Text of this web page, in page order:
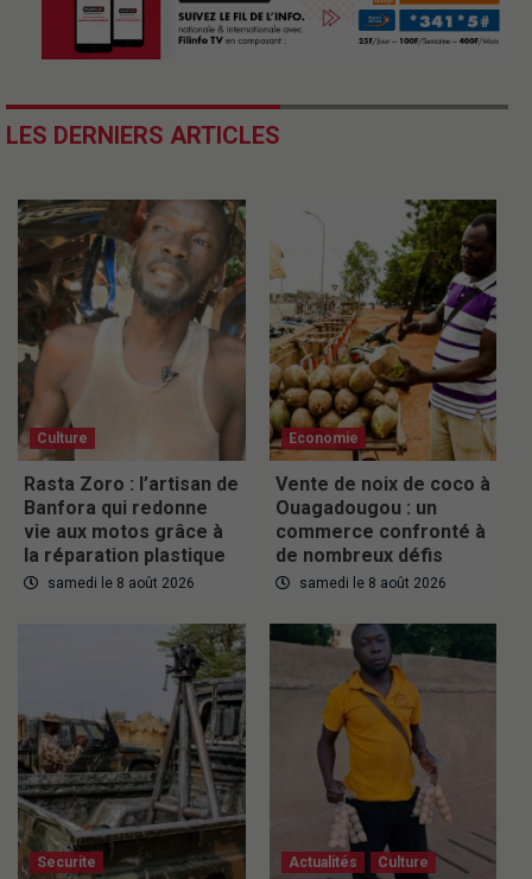
LES DERNIERS ARTICLES
Culture
Rasta Zoro : l’artisan de
Banfora qui redonne
vie aux motos grâce à
la réparation plastique
samedi le 8 août 2026
Economie
Vente de noix de coco à
Ouagadougou : un
commerce confronté à
de nombreux défis
samedi le 8 août 2026
Securite Actualités Culture